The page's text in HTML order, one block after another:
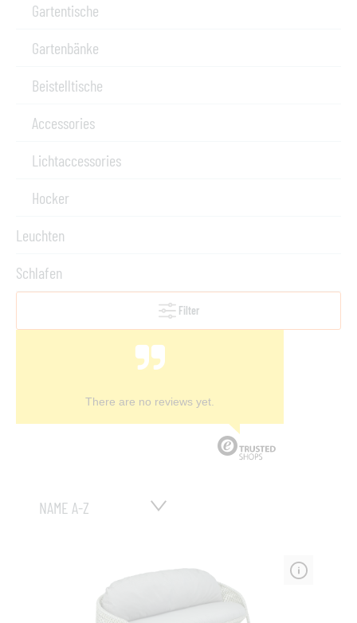
Gartentische
Gartenbänke
Beistelltische
Accessories
Lichtaccessories
Hocker
Leuchten
Schlafen
Filter
There are no reviews yet.